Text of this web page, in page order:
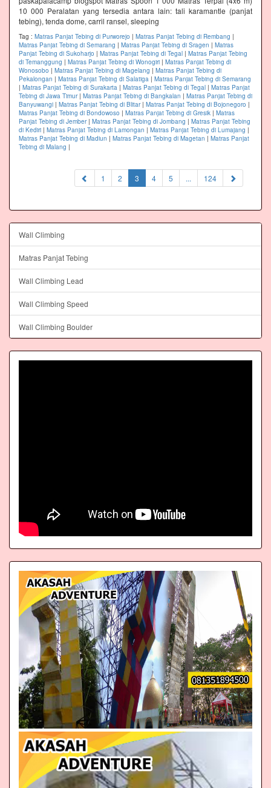
10 000 Peralatan yang tersedia antara lain: tali karamantle (panjat
tebing), tenda dome, carril ransel, sleeping
Tag : Matras Panjat Tebing di Purworejo | Matras Panjat Tebing di Rembang |
Matras Panjat Tebing di Semarang | Matras Panjat Tebing di Sragen | Matras
Panjat Tebing di Sukoharjo | Matras Panjat Tebing di Tegal | Matras Panjat Tebing
di Temanggung | Matras Panjat Tebing di Wonogiri | Matras Panjat Tebing di
Wonosobo | Matras Panjat Tebing di Magelang | Matras Panjat Tebing di
Pekalongan | Matras Panjat Tebing di Salatiga | Matras Panjat Tebing di Semarang
| Matras Panjat Tebing di Surakarta | Matras Panjat Tebing di Tegal | Matras Panjat
Tebing di Jawa Timur| Matras Panjat Tebing di Bangkalan | Matras Panjat Tebing di
Banyuwangi | Matras Panjat Tebing di Blitar| Matras Panjat Tebing di Bojonegoro |
Matras Panjat Tebing di Bondowoso | Matras Panjat Tebing di Gresik | Matras
Panjat Tebing di Jember| Matras Panjat Tebing di Jombang | Matras Panjat Tebing
di Kediri | Matras Panjat Tebing di Lamongan | Matras Panjat Tebing di Lumajang |
Matras Panjat Tebing di Madiun | Matras Panjat Tebing di Magetan | Matras Panjat
Tebing di Malang |
1 2 3 (current)
4 5 ... 124
Wall Climbing
Matras Panjat Tebing
Wall Climbing Lead
Wall Climbing Speed
Wall Climbing Boulder